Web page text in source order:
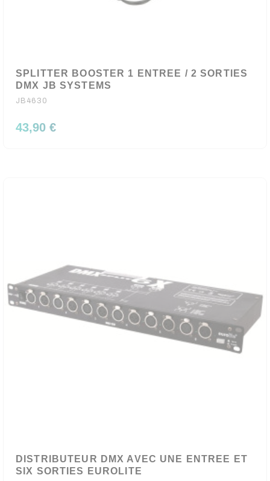
SPLITTER BOOSTER 1 ENTREE / 2 SORTIES
DMX JB SYSTEMS
JB4630
43,90 €
DISTRIBUTEUR DMX AVEC UNE ENTREE ET
SIX SORTIES EUROLITE